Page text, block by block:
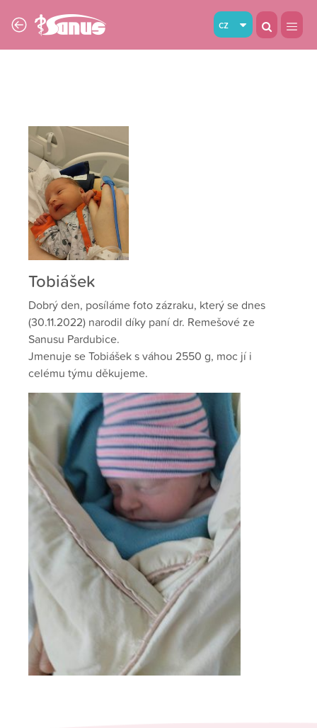
cz
Tobiášek
Dobrý den, posíláme foto zázraku, který se dnes
(30.11.2022) narodil díky paní dr. Remešové ze
Sanusu Pardubice.
Jmenuje se Tobiášek s váhou 2550 g, moc jí i
celému týmu děkujeme.